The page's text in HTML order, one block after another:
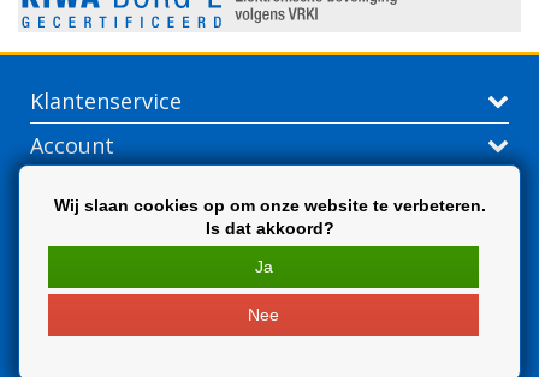
Klantenservice
Account
Wij slaan cookies op om onze website te verbeteren.
Is dat akkoord?
Ja
Nee